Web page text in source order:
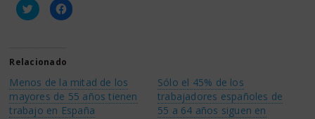
Haz
clic
(Se
abre
una
ventana
nueva)
Haz
clic
una
ventana
nueva)
Relacionado
Menos de la mitad de los
mayores de 55 años tienen
trabajo en España
Sólo el 45% de los
trabajadores españoles de
55 a 64 años siguen en